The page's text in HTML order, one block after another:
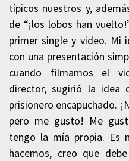
típicos nuestros y,
de “¡los lobos han
primer single y video. Mi
con una presentación
cuando filmamos el
director, sugirió la idea
prisionero encapuchado.
pero me gusto! Me
tengo la mía propia. Es
hacemos, creo que